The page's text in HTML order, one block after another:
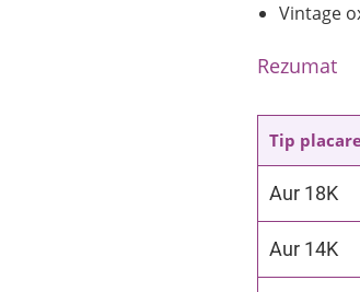
Vintage
Rezumat
Tip
Aur 18K
Aur 14K